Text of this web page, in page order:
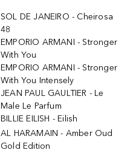
SOL DE JANEIRO - Cheirosa
48
EMPORIO ARMANI - Stronger
With You
EMPORIO ARMANI - Stronger
With You Intensely
JEAN PAUL GAULTIER - Le
Male Le Parfum
BILLIE EILISH - Eilish
AL HARAMAIN - Amber Oud
Gold Edition